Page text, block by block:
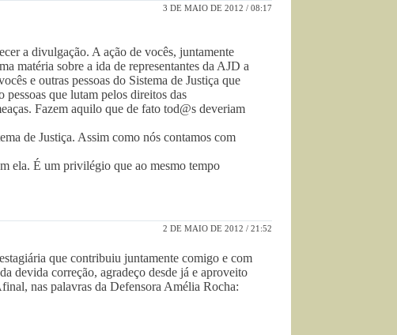
3 DE MAIO DE 2012 / 08:17
a divulgação. A ação de vocês, juntamente
matéria sobre a ida de representantes da AJD a
e outras pessoas do Sistema de Justiça que
pessoas que lutam pelos direitos das
Fazem aquilo que de fato tod@s deveriam
de Justiça. Assim como nós contamos com
ela. É um privilégio que ao mesmo tempo
2 DE MAIO DE 2012 / 21:52
que contribuiu juntamente comigo e com
devida correção, agradeço desde já e aproveito
nas palavras da Defensora Amélia Rocha: